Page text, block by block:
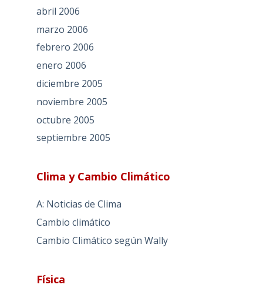
abril 2006
marzo 2006
febrero 2006
enero 2006
diciembre 2005
noviembre 2005
octubre 2005
septiembre 2005
Clima y Cambio Climático
A: Noticias de Clima
Cambio climático
Cambio Climático según Wally
Física